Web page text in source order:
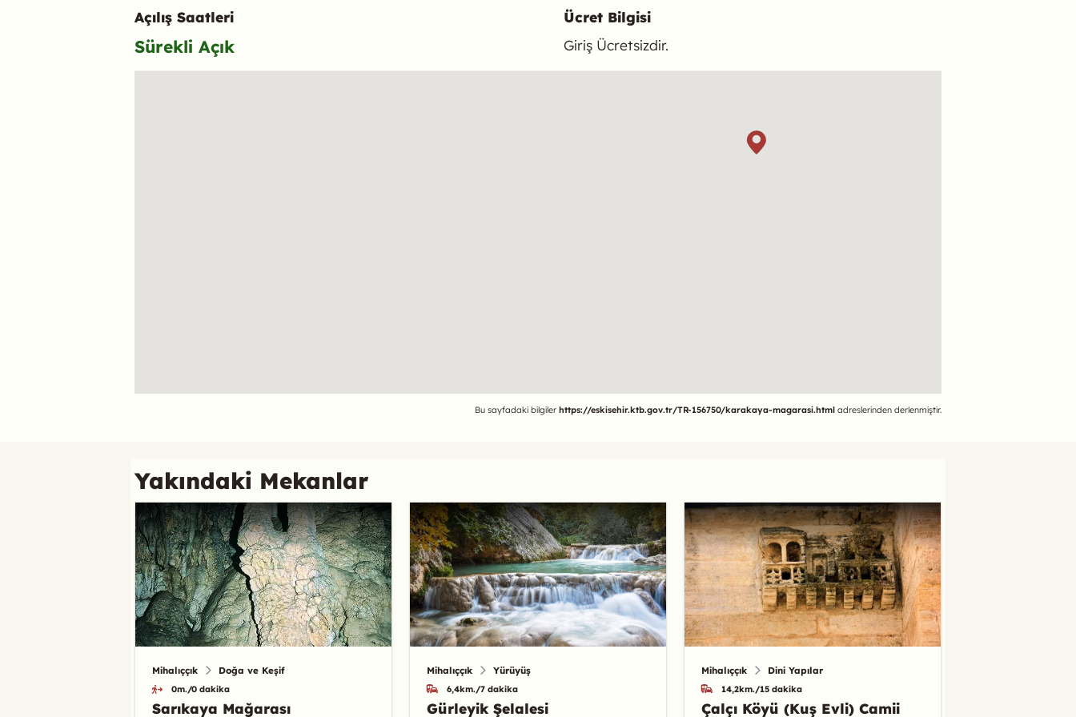
Açılış Saatleri
Sürekli Açık
Ücret Bilgisi
Giriş Ücretsizdir.
Bu sayfadaki bilgiler https://eskisehir.ktb.gov.tr/TR-156750/karakaya-magarasi.html adreslerinden derlenmiştir.
Yakındaki Mekanlar
Mihalıççık Doğa ve Keşif
0m./0 dakika
Sarıkaya Mağarası
Mihalıççık Yürüyüş
6,4km./7 dakika
Gürleyik Şelalesi
Mihalıççık Dini Yapılar
14,2km./15 dakika
Çalçı Köyü (Kuş Evli) Camii